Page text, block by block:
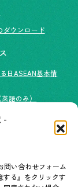
-
問い合わせフォーム
する』をクリックす
ダウンロード
日ASEAN基本情
語のみ）
一覧